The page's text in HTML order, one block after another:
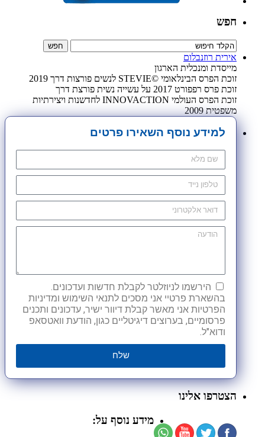
חפש
אירית רוזנבלום
מייסדת ומנכלית הארגון
זוכת הפרס הבינלאומי ©STEVIE לנשים פורצות דרך 2019
זוכת פרס רפפורט 2017 על עשייה נשית פורצת דרך
זוכת הפרס העולמי INNOVACTION לחדשנות ויצירתיות
משפטית 2009
למידע נוסף השאירו פרטים
הירשמו לניוזלטר לקבלת חדשות ועדכונים.
בהשארת פרטיי אני מסכים לתנאי השימוש ומדיניות
הפרטיות אני מאשר קבלת דיוור ישיר, עדכונים ותכנים
פרסומיים, בערוצים דיגיטליים כגון, הודעת וואטסאפ
ודוא"ל.
שלח
הצטרפו אלינו
מידע נוסף על: